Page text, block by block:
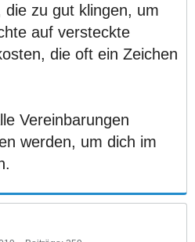
die zu gut klingen, um
auf versteckte
die oft ein Zeichen
Vereinbarungen
werden, um dich im